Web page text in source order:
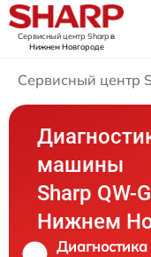
Сервисный центр Sharpв
Нижнем Новгороде
Сервисный центр
машины
Sharp QW-
Нижнем
Диагностика